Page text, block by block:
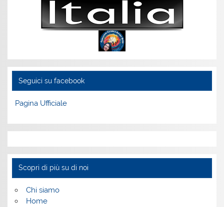
Seguici su facebook
Pagina Ufficiale
Scopri di più su di noi
Chi siamo
Home